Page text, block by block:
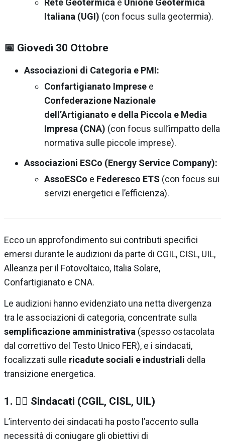
Rete Geotermica e Unione Geotermica
Italiana (UGI) (con focus sulla geotermia).
📅 Giovedì 30 Ottobre
Associazioni di Categoria e PMI:
Confartigianato Imprese e
Confederazione Nazionale
dell’Artigianato e della Piccola e Media
Impresa (CNA) (con focus sull’impatto della
normativa sulle piccole imprese).
Associazioni ESCo (Energy Service Company):
AssoESCo e Federesco ETS (con focus sui
servizi energetici e l’efficienza).
Ecco un approfondimento sui contributi specifici
emersi durante le audizioni da parte di CGIL, CISL, UIL,
Alleanza per il Fotovoltaico, Italia Solare,
Confartigianato e CNA.
Le audizioni hanno evidenziato una netta divergenza
tra le associazioni di categoria, concentrate sulla
semplificazione amministrativa (spesso ostacolata
dal correttivo del Testo Unico FER), e i sindacati,
focalizzati sulle ricadute sociali e industriali della
transizione energetica.
1. 👷‍♀️ Sindacati (CGIL, CISL, UIL)
L’intervento dei sindacati ha posto l’accento sulla
necessità di coniugare gli obiettivi di